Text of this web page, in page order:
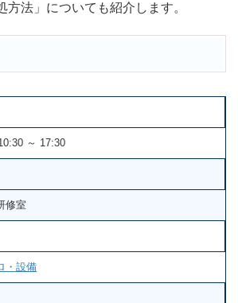
方法」についても紹介します。
～ 17:30
修室
・設備